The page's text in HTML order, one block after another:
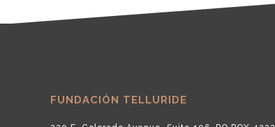
FUNDACIÓN TELLURIDE